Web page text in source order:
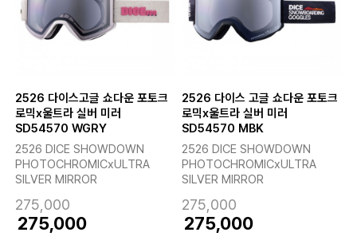
2526 다이스고글 쇼다운 포토크
로믹x울트라 실버 미러
SD54570 WGRY
2526 DICE SHOWDOWN
PHOTOCHROMICxULTRA
SILVER MIRROR
275,000
275,000
2526 다이스 고글 쇼다운 포토크
로믹x울트라 실버 미러
SD54570 MBK
2526 DICE SHOWDOWN
PHOTOCHROMICxULTRA
SILVER MIRROR
275,000
275,000